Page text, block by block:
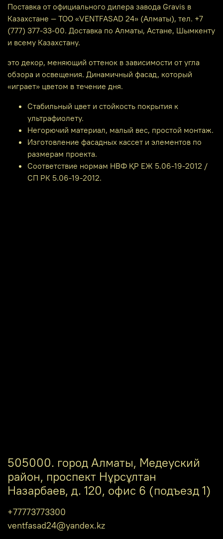
Поставка от официального дилера завода Gravis в
Казахстане — ТОО «VENTFASAD 24» (Алматы), тел. +7
(777) 377-33-00. Доставка по Алматы, Астане, Шымкенту
и всему Казахстану.
это декор, меняющий оттенок в зависимости от угла
обзора и освещения. Динамичный фасад, который
«играет» цветом в течение дня.
Стабильный цвет и стойкость покрытия к
ультрафиолету.
Негорючий материал, малый вес, простой монтаж.
Изготовление фасадных кассет и элементов по
размерам проекта.
Соответствие нормам НВФ ҚР ЕЖ 5.06-19-2012 /
СП РК 5.06-19-2012.
505000. город Алматы, Медеуский
район, проспект Нұрсұлтан
Назарбаев, д. 120, офис 6 (подъезд 1)
+77773773300
ventfasad24@yandex.kz